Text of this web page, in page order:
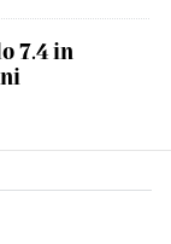
7.4 in